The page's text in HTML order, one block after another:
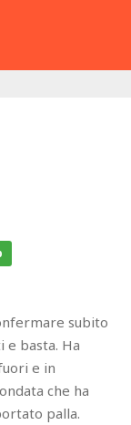
subito
e basta. Ha
e in
che ha
palla.